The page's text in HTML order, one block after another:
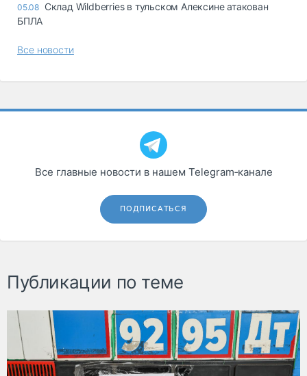
05.08 Склад Wildberries в тульском Алексине атакован
БПЛА
Все новости
Все главные новости в нашем Telegram‑канале
ПОДПИСАТЬСЯ
Публикации по теме